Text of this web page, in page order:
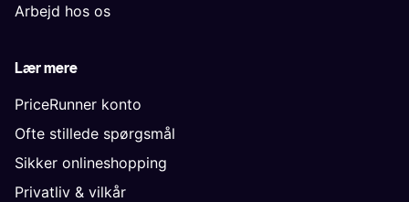
Arbejd hos os
Lær mere
PriceRunner konto
Ofte stillede spørgsmål
Sikker onlineshopping
Privatliv & vilkår